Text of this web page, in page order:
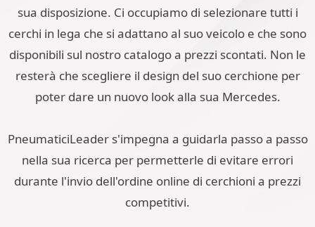
sua disposizione. Ci occupiamo di selezionare tutti i
cerchi in lega che si adattano al suo veicolo e che sono
disponibili sul nostro catalogo a prezzi scontati. Non le
resterà che scegliere il design del suo cerchione per
poter dare un nuovo look alla sua Mercedes.
PneumaticiLeader s'impegna a guidarla passo a passo
nella sua ricerca per permetterle di evitare errori
durante l'invio dell'ordine online di cerchioni a prezzi
competitivi.